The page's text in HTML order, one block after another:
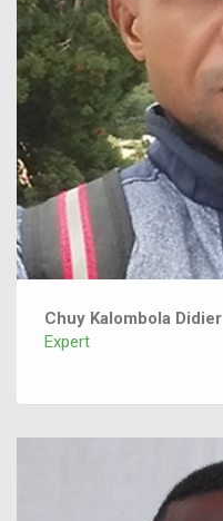
Chuy Kalombola Didier
Expert